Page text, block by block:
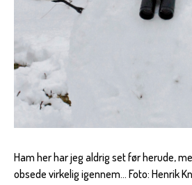
Ham her har jeg aldrig set før herude,
obsede virkelig igennem... Foto: Henrik